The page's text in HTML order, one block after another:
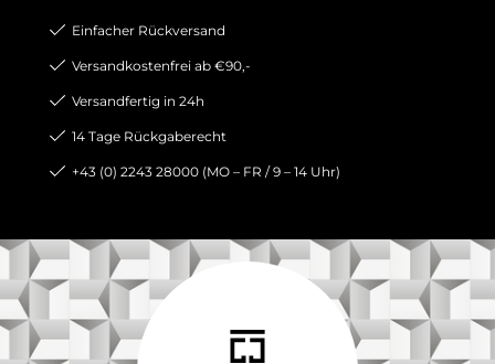
Einfacher Rückversand
Versandkostenfrei ab €90,-
Versandfertig in 24h
14 Tage Rückgaberecht
+43 (0) 2243 28000 (MO – FR / 9 – 14 Uhr)